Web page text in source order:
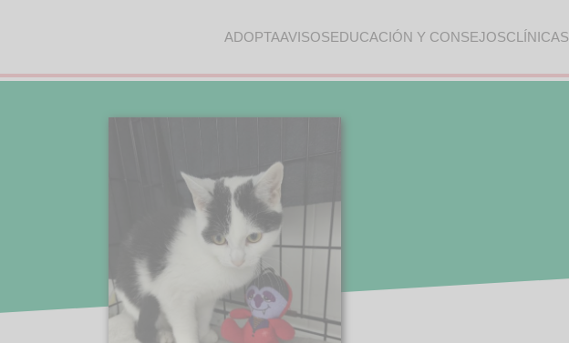
ADOPTAAVISOSEDUCACIÓN Y CONSEJOSCLÍNICAS